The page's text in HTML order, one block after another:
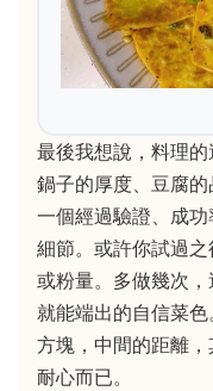
最後我想說，料理的
鍋子的厚度、豆腐
一個經過驗證、成
細節。或許你試過
或粉量。多做幾次
就能端出的自信菜
方塊，中間的距離
耐心而已。